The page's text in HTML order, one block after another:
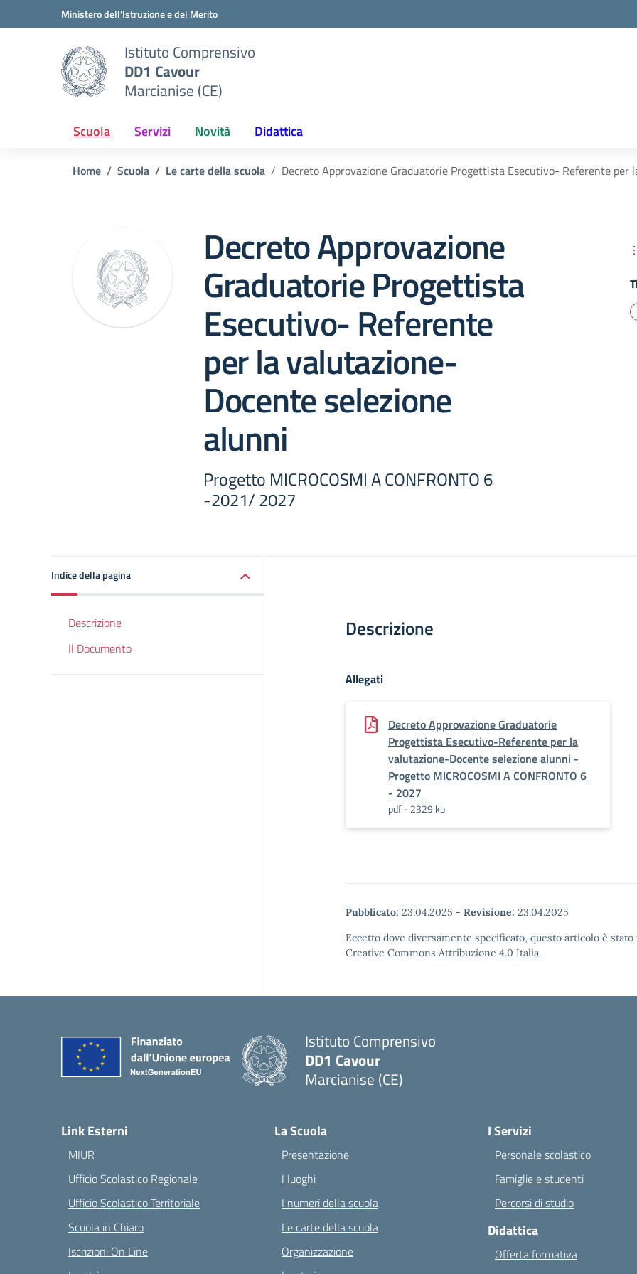
Vai ai contenuti
Vai al menu di navigazioneMinistero dell'Istruzione e del Merito
Istituto Comprensivo
DD1 Cavour
Marcianise (CE)
Scuola Servizi Novità Didattica
Home Scuola Le carte della scuola Decreto Approvazione Graduatorie Progettista Esecutivo- Referente
Decreto Approvazione
Graduatorie Progettista
Esecutivo- Referente
per la valutazione-
Docente selezione
alunni
Progetto MICROCOSMI A CONFRONTO 6
-2021/ 2027
Indice della pagina
Descrizione
Il Documento
Descrizione
Allegati
Decreto Approvazione Graduatorie
Progettista Esecutivo-Referente per la
valutazione-Docente selezione alunni -
Progetto MICROCOSMI A CONFRONTO 6
- 2027
pdf - 2329 kb
Pubblicato: 23.04.2025 - Revisione: 23.04.2025
Eccetto dove diversamente specificato, questo articolo è
Creative Commons Attribuzione 4.0 Italia.
Istituto Comprensivo
DD1 Cavour
Marcianise (CE)
Link Esterni
MIUR
Ufficio Scolastico Regionale
Ufficio Scolastico Territoriale
Scuola in Chiaro
Iscrizioni On Line
La Scuola
Presentazione
I luoghi
I numeri della scuola
Le carte della scuola
Organizzazione
I Servizi
Personale scolastico
Famiglie e studenti
Percorsi di studio
Didattica
Offerta formativa